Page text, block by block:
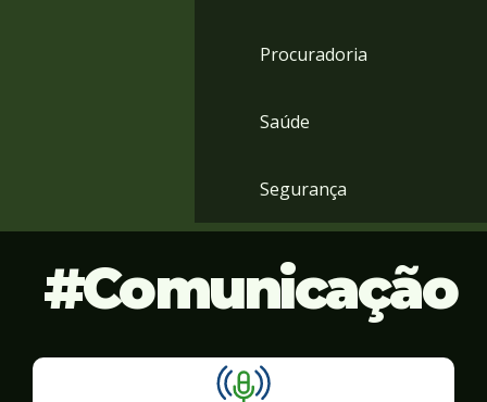
Procuradoria
Saúde
Segurança
Comunicação